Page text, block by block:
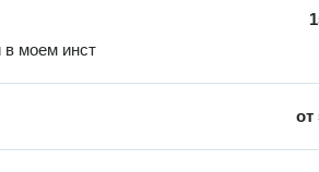
моем инст
от